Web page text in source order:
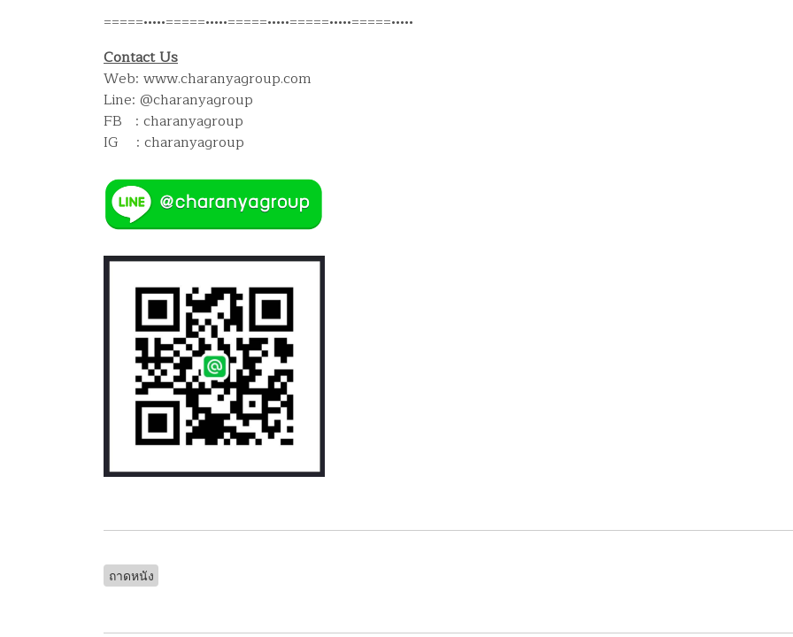
=====•••••=====•••••=====•••••=====•••••=====•••••
Contact Us
Web: www.charanyagroup.com
Line: @charanyagroup
FB : charanyagroup
IG : charanyagroup
ถาดหนัง